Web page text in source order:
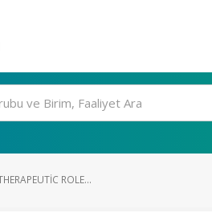
ROLE...